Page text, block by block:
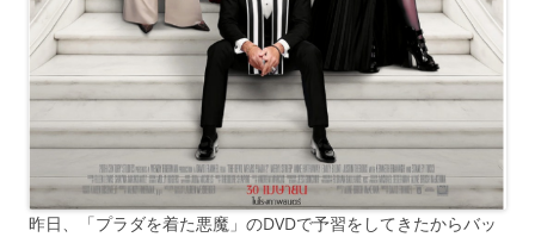
昨日、「プラダを着た悪魔」のDVDで予習をしてきたからバッ